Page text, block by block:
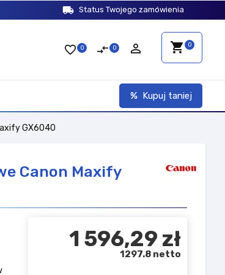
local_shipping Status Twojego zamówienia
shopping_cart 0
person_outline
compare_arrows 0
favorite_border 0
Kupuj taniej
GX6040
Canon Maxify
1 596,29 zł
1297.8 netto